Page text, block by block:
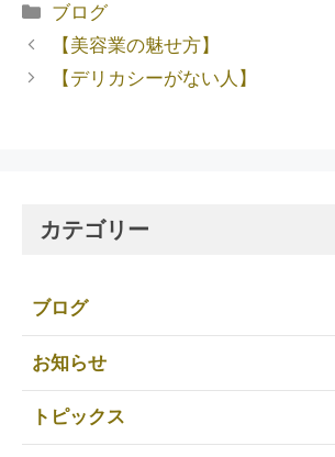
ブログ
【美容業の魅せ方】
【デリカシーがない人】
カテゴリー
ブログ
お知らせ
トピックス